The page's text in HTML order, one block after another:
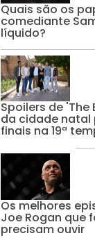
Quais são os
comediante
líquido?
Spoilers de
da cidade natal
finais na 19ª
Os melhores
Joe Rogan que
precisam ouvir